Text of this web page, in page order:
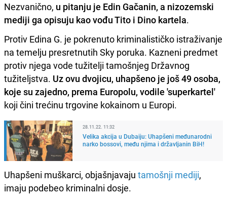
Nezvanično, u pitanju je Edin Gačanin, a nizozemski
mediji ga opisuju kao vođu Tito i Dino kartela.
Protiv Edina G. je pokrenuto kriminalističko istraživanje
na temelju presretnutih Sky poruka. Kazneni predmet
protiv njega vode tužitelji tamošnjeg Državnog
tužiteljstva. Uz ovu dvojicu, uhapšeno je još 49 osoba,
koje su zajedno, prema Europolu, vodile 'superkartel'
koji čini trećinu trgovine kokainom u Europi.
28.11.22. 11:32
Velika akcija u Dubaiju: Uhapšeni međunarodni
narko bossovi, među njima i državljanin BiH!
Uhapšeni muškarci, objašnjavaju tamošnji mediji,
imaju podebeo kriminalni dosje.